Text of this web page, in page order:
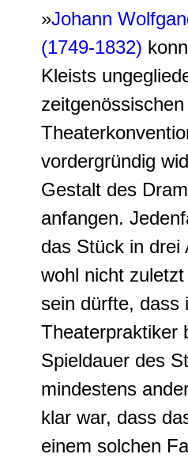
»Johann
(1749-1832)
Kleists
zeitgenössischen
vordergründig
Gestalt des
anfangen.
das Stück in drei
wohl nicht
sein dürfte, dass
Theaterpraktiker
Spieldauer des
mindestens
klar war, dass
einem solchen